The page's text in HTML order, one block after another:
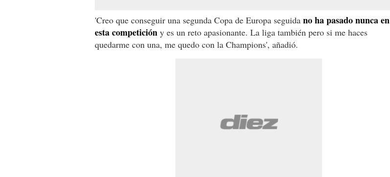
'Creo que conseguir una segunda Copa de Europa seguida no ha pasado nunca en
esta competición y es un reto apasionante. La liga también pero si me haces
quedarme con una, me quedo con la Champions', añadió.